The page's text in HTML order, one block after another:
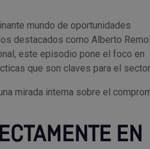
mundo de oportunidades
destacados como Alberto
este episodio pone el foco en
que son claves para el
mirada interna sobre el
EN